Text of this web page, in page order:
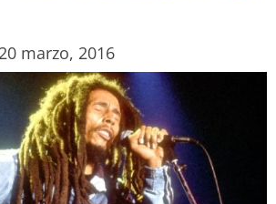
20 marzo, 2016